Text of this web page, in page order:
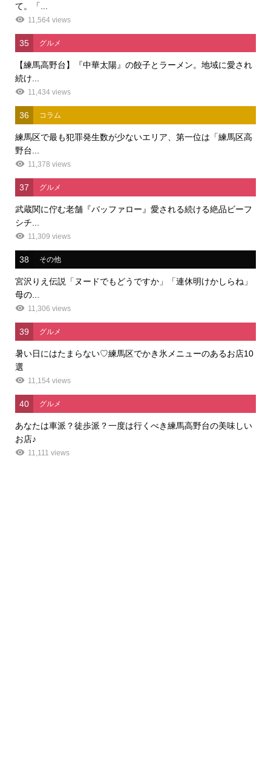
て。「...
11,564 views
35 グルメ
【練馬高野台】『中華太陽』の餃子とラーメン。地域に愛され
続け...
11,434 views
36 コラム
練馬区で最も犯罪発生数が少ないエリア、第一位は「練馬区高
野台...
11,378 views
37 グルメ
武蔵関に佇む老舗『バッファロー』愛される続ける絶品ビーフ
シチ...
11,309 views
38 その他
宮沢りえ伝説「ヌードでもどうですか」「連休明けかしらね」
母の...
11,306 views
39 グルメ
暑い日にはたまらない♡練馬区でかき氷メニューのあるお店10
選
11,154 views
40 グルメ
あなたは車派？徒歩派？一度は行くべき練馬高野台の美味しい
お店♪
11,111 views